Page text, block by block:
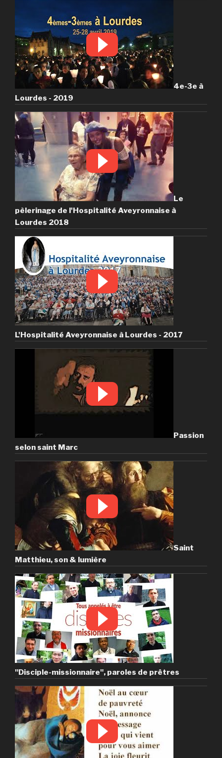
4e-3e à
Lourdes - 2019
Le
pèlerinage de l'Hospitalité Aveyronnaise à
Lourdes 2018
L'Hospitalité Aveyronnaise à Lourdes - 2017
Passion
selon saint Marc
Saint
Matthieu, son & lumière
"Disciple-missionnaire", paroles de prêtres